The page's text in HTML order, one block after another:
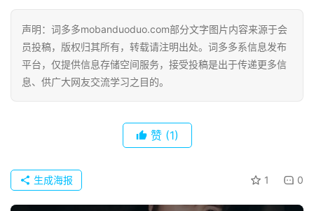
声明：词多多mobanduoduo.com部分文字图片内容来源于会
员投稿，版权归其所有，转载请注明出处。词多多系信息发布
平台，仅提供信息存储空间服务，接受投稿是出于传递更多信
息、供广大网友交流学习之目的。
赞 (1)
1 0
生成海报